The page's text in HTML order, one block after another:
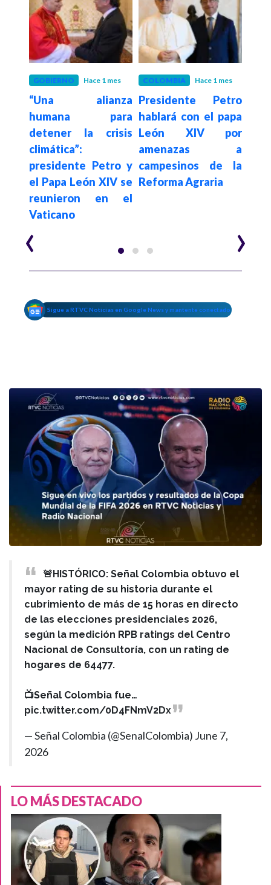
GOBIERNO Hace 1 mes
“Una alianza
humana para
detener la crisis
climática”:
presidente Petro y
el Papa León XIV se
reunieron en el
Vaticano
COLOMBIA Hace 1 mes
Presidente Petro
hablará con el papa
León XIV por
amenazas a
campesinos de la
Reforma Agraria
‹ ›
Sigue a RTVC Noticias en Google News y mantente conectado
🚨HISTÓRICO: Señal Colombia obtuvo el
mayor rating de su historia durante el
cubrimiento de más de 15 horas en directo
de las elecciones presidenciales 2026,
según la medición RPB ratings del Centro
Nacional de Consultoría, con un rating de
hogares de 64477.
📺Señal Colombia fue…
pic.twitter.com/0D4FNmV2Dx
— Señal Colombia (@SenalColombia) June 7,
2026
LO MÁS DESTACADO